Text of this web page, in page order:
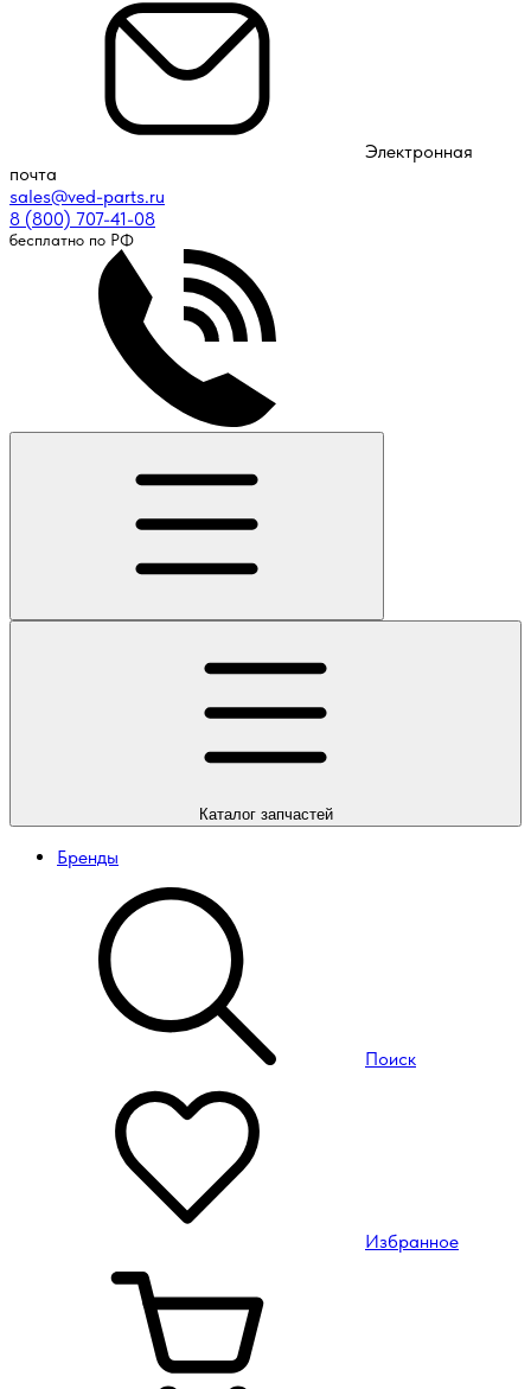
Электронная
почта
sales@ved-parts.ru
8 (800) 707-41-08
бесплатно по РФ
Каталогзапчастей
Бренды
Поиск
Избранное